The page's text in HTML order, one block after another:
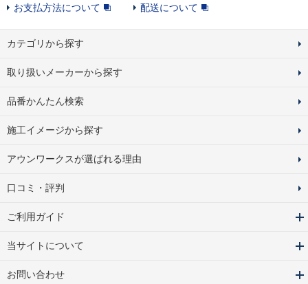
お支払方法について
配送について
カテゴリから探す
取り扱いメーカーから探す
品番かんたん検索
施工イメージから探す
アウンワークスが選ばれる理由
口コミ・評判
ご利用ガイド
当サイトについて
お問い合わせ